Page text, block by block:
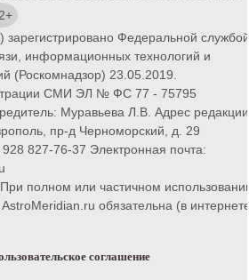
зарегистрировано Федеральной службой
информационных технологий и
(Роскомнадзор) 23.05.2019.
СМИ ЭЛ № ФС 77 - 75795
Муравьева Л.В. Адрес
пр-д Черноморский, д. 29
827-76-37 Электронная почта:
полном или частичном
обязательна (в
соглашение